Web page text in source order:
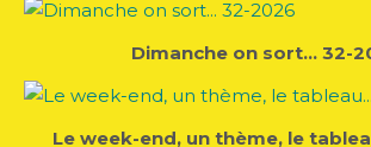
Dimanche on sort... 32-
Le week-end, un thème, le